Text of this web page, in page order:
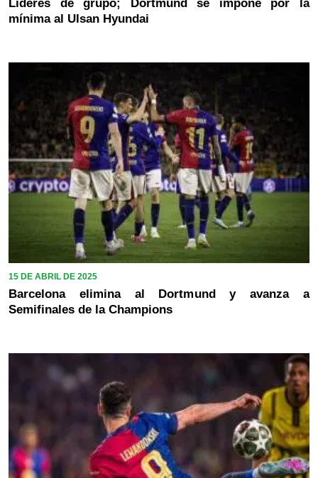
Líderes de grupo; Dortmund se impone por la
mínima al Ulsan Hyundai
15 DE ABRIL DE 2025
Barcelona elimina al Dortmund y avanza a
Semifinales de la Champions